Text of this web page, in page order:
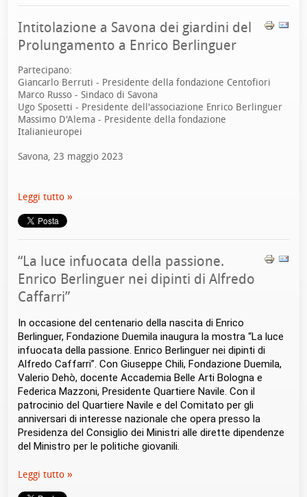
Intitolazione a Savona dei giardini del
Prolungamento a Enrico Berlinguer
Partecipano:
Giancarlo Berruti - Presidente della fondazione Centofiori
Marco Russo - Sindaco di Savona
Ugo Sposetti - Presidente dell'associazione Enrico Berlinguer
Massimo D'Alema - Presidente della fondazione
Italianieuropei
Savona, 23 maggio 2023
Leggi tutto
“La luce infuocata della passione.
Enrico Berlinguer nei dipinti di Alfredo
Caffarri”
In occasione del centenario della nascita di Enrico
Berlinguer, Fondazione Duemila inaugura la mostra “La luce
infuocata della passione. Enrico Berlinguer nei dipinti di
Alfredo Caffarri”. Con Giuseppe Chili, Fondazione Duemila,
Valerio Dehò, docente Accademia Belle Arti Bologna e
Federica Mazzoni, Presidente Quartiere Navile. Con il
patrocinio del Quartiere Navile e del Comitato per gli
anniversari di interesse nazionale che opera presso la
Presidenza del Consiglio dei Ministri alle dirette dipendenze
del Ministro per le politiche giovanili.
Leggi tutto